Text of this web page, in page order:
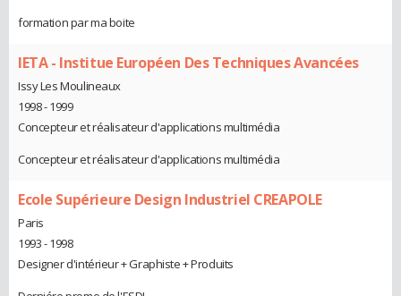
formation par ma boite
IETA - Institue Européen Des Techniques Avancées
Issy Les Moulineaux
1998 - 1999
Concepteur et réalisateur d'applications multimédia
Concepteur et réalisateur d'applications multimédia
Ecole Supérieure Design Industriel CREAPOLE
Paris
1993 - 1998
Designer d'intérieur + Graphiste + Produits